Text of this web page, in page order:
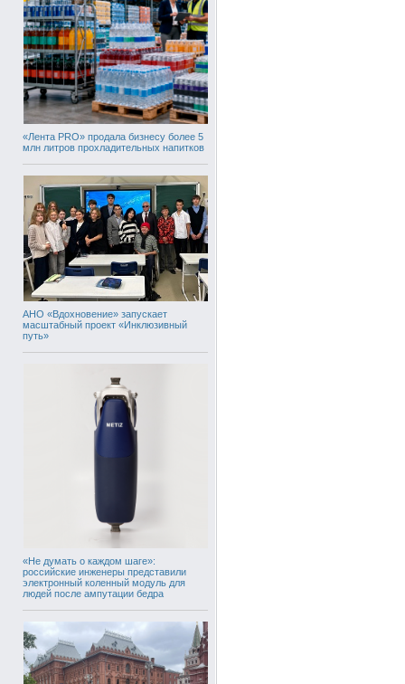
«Лента PRO» продала бизнесу более 5
млн литров прохладительных напитков
АНО «Вдохновение» запускает
масштабный проект «Инклюзивный
путь»
«Не думать о каждом шаге»:
российские инженеры представили
электронный коленный модуль для
людей после ампутации бедра